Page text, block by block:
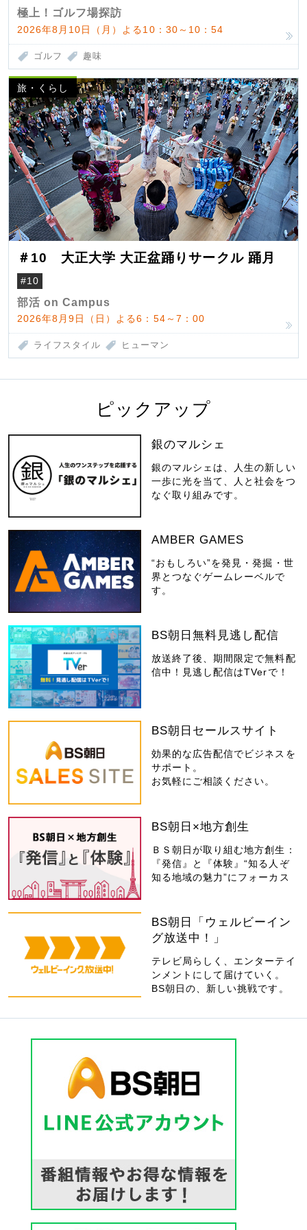
極上！ゴルフ場探訪
2026年8月10日（月）よる10：30～10：54
ゴルフ 趣味
旅・くらし
＃10 大正大学 大正盆踊りサークル 踊月
#10
部活 on Campus
2026年8月9日（日）よる6：54～7：00
ライフスタイル ヒューマン
ピックアップ
銀のマルシェ
銀のマルシェは、人生の新しい
一歩に光を当て、人と社会をつ
なぐ取り組みです。
AMBER GAMES
“おもしろい”を発見・発掘・世
界とつなぐゲームレーベルで
す。
BS朝日無料見逃し配信
放送終了後、期間限定で無料配
信中！見逃し配信はTVerで！
BS朝日セールスサイト
効果的な広告配信でビジネスを
サポート。
お気軽にご相談ください。
BS朝日×地方創生
ＢＳ朝日が取り組む地方創生：
『発信』と『体験』“知る人ぞ
知る地域の魅力”にフォーカス
BS朝日「ウェルビーイン
グ放送中！」
テレビ局らしく、エンターテイ
ンメントにして届けていく。
BS朝日の、新しい挑戦です。